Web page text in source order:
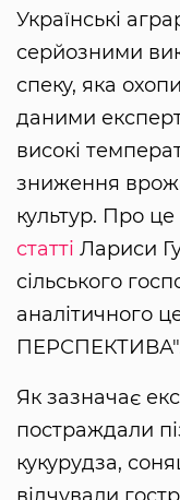
Українські
серйозними
спеку, яка
даними
високі
зниження
культур. Про
статті Лариси
сільського
аналітичного
Як зазначає
постраждали
кукурудза,